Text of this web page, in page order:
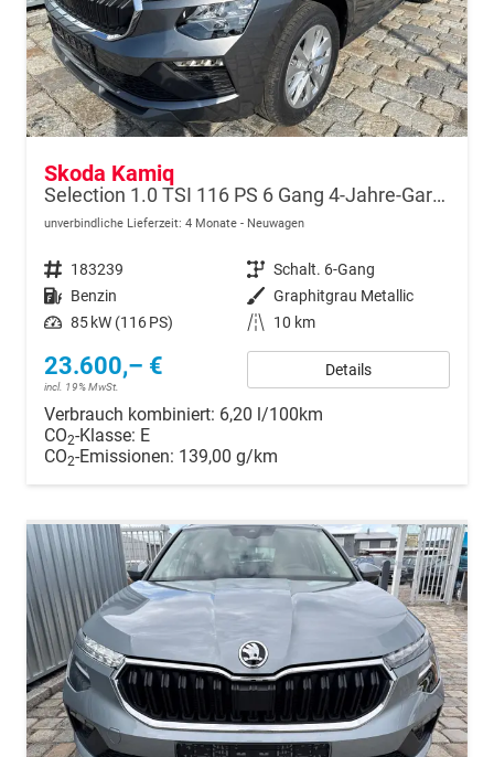
Skoda Kamiq
Selection 1.0 TSI 116 PS 6 Gang 4-Jahre-Garantie-Anhängerkupplung schwenkbar-Kessy-16" Alu-2-Zonen-Climatronic-Tempomat-LED-AppleCarPlay-AndroidAuto-Rückfahrkamera-2xPDC
unverbindliche Lieferzeit: 4 Monate Neuwagen
Fahrzeugnr. 183239 Getriebe Schalt. 6-Gang
Kraftstoff Benzin Außenfarbe Graphitgrau Metallic
Leistung 85 kW (116 PS) Kilometerstand 10 km
23.600,– €
incl. 19% MwSt.
Details
Verbrauch kombiniert: 6,20 l/100km
CO2-Klasse: E
CO2-Emissionen: 139,00 g/km